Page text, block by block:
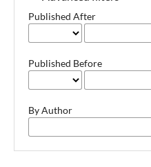
Published After
Published Before
By Author